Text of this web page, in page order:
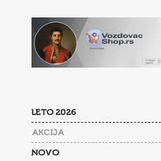
LETO 2026
AKCIJA
NOVO